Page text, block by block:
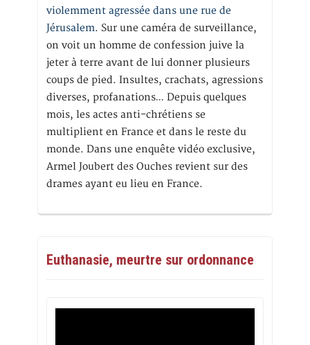
violemment agressée dans une rue de
Jérusalem. Sur une caméra de surveillance,
on voit un homme de confession juive la
jeter à terre avant de lui donner plusieurs
coups de pied. Insultes, crachats, agressions
diverses, profanations… Depuis quelques
mois, les actes anti-chrétiens se
multiplient en France et dans le reste du
monde. Dans une enquête vidéo exclusive,
Armel Joubert des Ouches revient sur des
drames ayant eu lieu en France.
Euthanasie, meurtre sur ordonnance